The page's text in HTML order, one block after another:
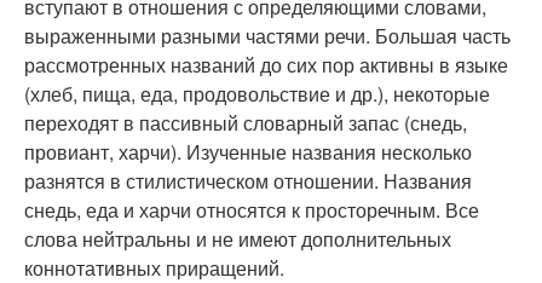
вступают в отношения с определяющими словами,
выраженными разными частями речи. Большая часть
рассмотренных названий до сих пор активны в языке
(хлеб, пища, еда, продовольствие и др.), некоторые
переходят в пассивный словарный запас (снедь,
провиант, харчи). Изученные названия несколько
разнятся в стилистическом отношении. Названия
снедь, еда и харчи относятся к просторечным. Все
слова нейтральны и не имеют дополнительных
коннотативных приращений.